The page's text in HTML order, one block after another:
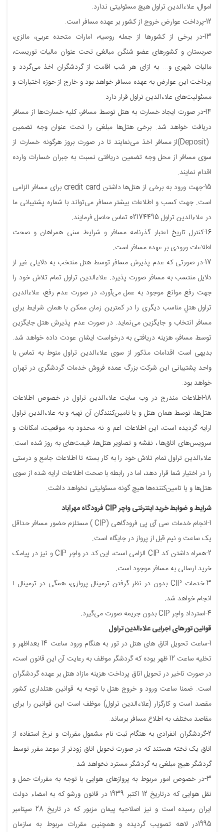
اموال، علاءالدین تراول هیچ مسئولیتی ندارد.
12-پرداخت عوارض خروج از کشور بر عهده مسافر است.
13-در برخی از کشورها از جمله روسیه، امارات متحده عربی، مالزی،
صربستان و کشورهای عضو شنگن مبالغی تحت عنوان مالیات توریست،
مالیات شهری و... به ازای هر شب اقامت از گردشگران اخذ می‌گردد و
پرداخت این عوارض به عهده مسافر خواهد بود و خارج از حوزه اختیارات و
مسئولیت‌های علاءالدین تراول قرار دارد.
14-در صورت ایجاد خسارت به هتل توسط مسافر، کلیه خسارت‌ها از مسافر
دریافت خواهد شد. برخی هتل‌ها مبلغی را تحت عنوان وجه تضمین
(Deposit)از مسافر اخذ می‌نمایند تا در صورت بروز هرگونه خسارت از
سوی مسافر از محل وجه تضمین دریافتی نسبت به جبران خسارات وارده
اقدام نمایند.
15-جهت ورود به برخی از هتل‌ها داشتن credit card برای مسافر الزامی
است. جهت کسب و اطلاعات بیشتر مسافر می‌تواند با شماره پشتیبانی ما
در علاءالدین تراول 02174495 تماس حاصل فرمایند.
16-کنترل تاریخ اعتبار گذرنامه مسافر و شرایط سنی همراهان و صحت
اطلاعات ورودی بر عهده مسافر است.
17-در صورتی که عدم پذیرش مسافر توسط هتل منتخب به دلایلی غیر از
دلایل منتسب به مسافر صورت پذیرد. علاءالدین تراول تمام تلاش خود را
جهت رفع موانع موجود به عمل می‌آورد، در صورت عدم رفع، علاءالدین
تراول هتلِ مناسب دیگری را در کمترین زمان ممکن با همان شرایط برای
مسافر انتخاب و جایگزین می‌نماید. در صورت عدم پذیرش هتل جایگزین
توسط مسافر، هزینه دریافتی به درخواست ایشان عودت داده خواهد شد.
بدیهی است اقدامات مذکور از سوی علاءالدین تراول منوط به تماس با
واحد پشتیبانی این شرکت بزرگ عمده فروش خدمات گردشگری در تهران
خواهد بود.
18-اطلاعات مندرج در وب سایت علاءالدین تراول در خصوص اطلاعات
هتل‌ها، توسط همان هتل و یا تامین‌کنندگان آن تهیه و به علاءالدین تراول
ارایه گردیده است، این اطلاعات اعم و نه محدود به موقعیت، امکانات و
سرویس‌های اتاق‌ها ، نقشه و تصاویر هتل‌ها، قیمت‌های به روز شده است.
علاءالدین تراول تمام تلاش خود را به کار بسته تا اطلاعات جامع و درستی
را در اختیار شما قرار دهد، اما در رابطه با صحت اطلاعات ارایه شده از سوی
هتل‌ها و یا تامین‌کننده‌ها هیچ گونه مسئولیتی نخواهد داشت.
شرایط و ضوابط خرید اینترنتی واچر CIP فرودگاه مهرآباد
1-انجام خدمات سی آی پی فرودگاهی (CIP ) مستلزم حضور مسافر حداقل
یک ساعت و نیم قبل از پرواز در جایگاه است.
2-همراه داشتن کد CIP الزامی است، این کد در واچر CIP و نیز در پیامک
خرید ارسالی به مسافر موجود است.
3-خدمات CIP بدون در نظر گرفتن ترمینال پروازی، همگی در ترمینال ۱
انجام خواهد شد.
4-استرداد واچر CIP بدون جریمه صورت می‌گیرد.
قوانین تورهای اجرایی علاءالدین تراول
1-ساعت تحویل اتاق های هتل در تور به هنگام ورود ساعت 14 بعداظهر و
تخلیه ساعت 12 ظهر بوده که گردشگر موظف به رعایت آن این قانون است،
در صورت تاخیر در تحویل اتاق پرداخت هزینه مازاد هتل بر عهده گردشگران
است. ضمنا ساعت ورود و خروج هتل با توجه به قوانین هتلداری کشور
مقصد است و کارگزار (علاءالدین تراول) موظف است این قوانین را برای
مقاصد مختلف به اطلاع مسافر برساند.
2-گردشگران انفرادی به هنگام ثبت نام مشمول مقررات و نرخ استفاده از
اتاق یک تخته هستند که در صورت تحویل اتاق زودتر از موعد مقرر توسط
گردشگر هیچ مبلغی به گردشگر مسترد نخواهد شد .
3-در خصوص امور مربوط به پروازهای هوایی با توجه به مقررات حمل و
نقل هوایی که درتاریخ 12 اکتبر 1939 در قانون ورشو که به امضاء دولت
ایران رسیده است و نیز اصلاحیه پیمان مزبور که در تاریخ 28 سپتامبر
1995در لاهه تصویب گردیده و همچنین مقررات مربوط به سازمان